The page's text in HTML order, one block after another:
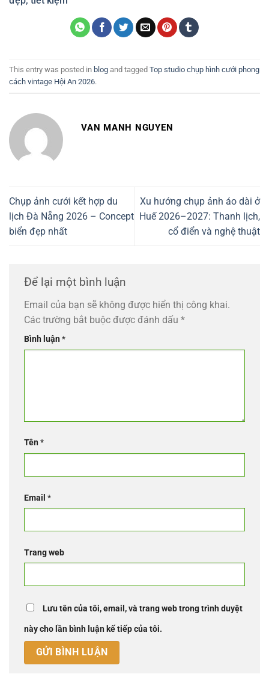
This entry was posted in blog and tagged Top studio chụp hình cưới phong
cách vintage Hội An 2026.
VAN MANH NGUYEN
Chụp ảnh cưới kết hợp du
lịch Đà Nẵng 2026 – Concept
biển đẹp nhất
Xu hướng chụp ảnh áo dài ở
Huế 2026–2027: Thanh lịch,
cổ điển và nghệ thuật
Để lại một bình luận
Email của bạn sẽ không được hiển thị công khai.
Các trường bắt buộc được đánh dấu *
Bình luận*
Tên*
Email *
Trang web
Lưu tên của tôi, email, và trang web trong trình duyệt
này cho lần bình luận kế tiếp của tôi.